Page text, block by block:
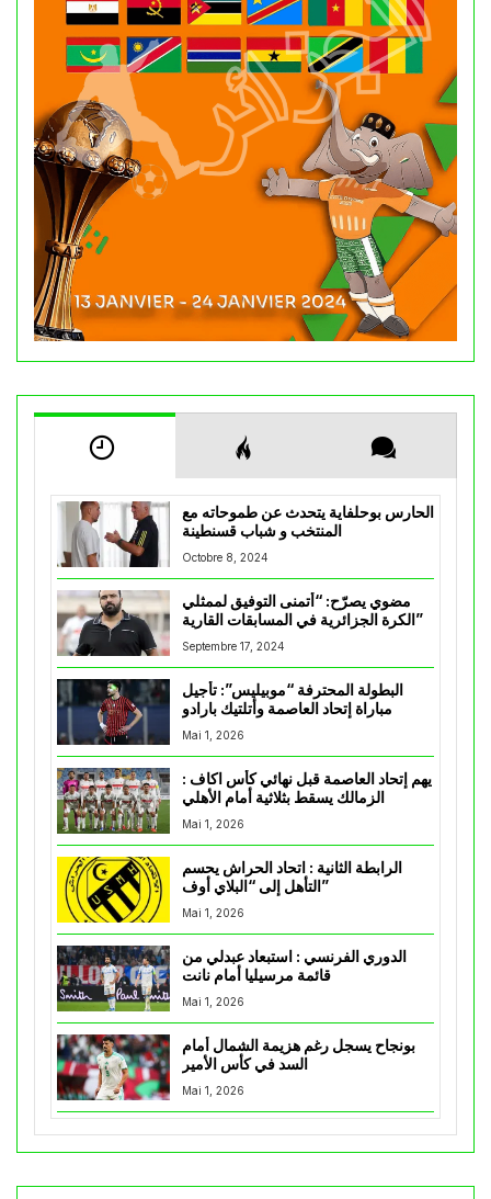
الحارس بوحلفاية يتحدث عن طموحاته مع
المنتخب و شباب قسنطينة
Octobre 8, 2024
مضوي يصرّح: “أتمنى التوفيق لممثلي
الكرة الجزائرية في المسابقات القارية”
Septembre 17, 2024
البطولة المحترفة “موبيليس”: تأجيل
مباراة إتحاد العاصمة وأتلتيك بارادو
Mai 1, 2026
يهم إتحاد العاصمة قبل نهائي كأس اكاف :
Mai 1, 2026
الرابطة الثانية : اتحاد الحراش يحسم
التأهل إلى “البلاي أوف”
Mai 1, 2026
الدوري الفرنسي : استبعاد عبدلي من
قائمة مرسيليا أمام نانت
Mai 1, 2026
بونجاح يسجل رغم هزيمة الشمال أمام
السد في كأس الأمير
Mai 1, 2026